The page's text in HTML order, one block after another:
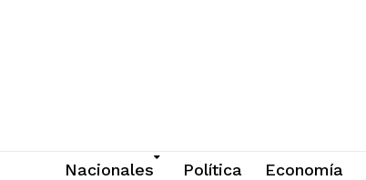
Nacionales Política Economía